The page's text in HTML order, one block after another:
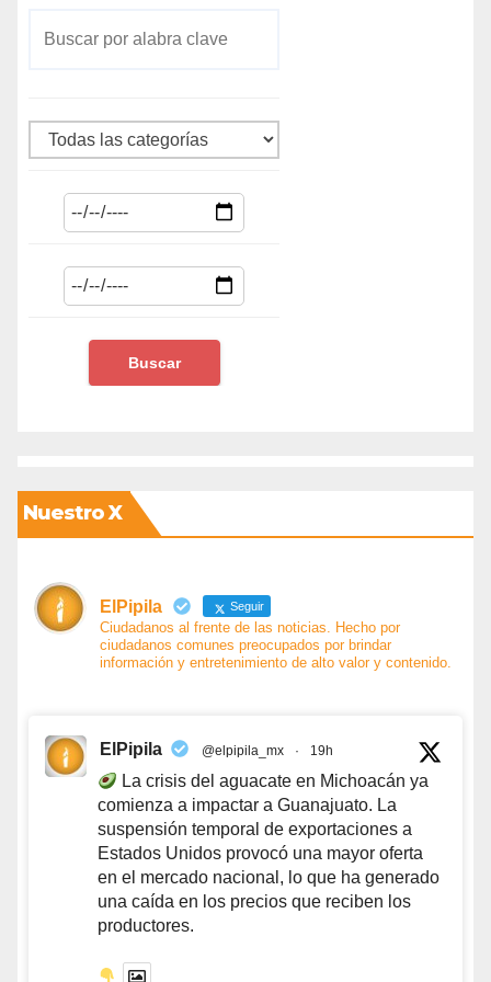
Nuestro X
ElPipila Seguir
Ciudadanos al frente de las noticias. Hecho por
ciudadanos comunes preocupados por brindar
información y entretenimiento de alto valor y contenido.
ElPipila @elpipila_mx · 19h
La crisis del aguacate en Michoacán ya
comienza a impactar a Guanajuato. La
suspensión temporal de exportaciones a
Estados Unidos provocó una mayor oferta
en el mercado nacional, lo que ha generado
una caída en los precios que reciben los
productores.